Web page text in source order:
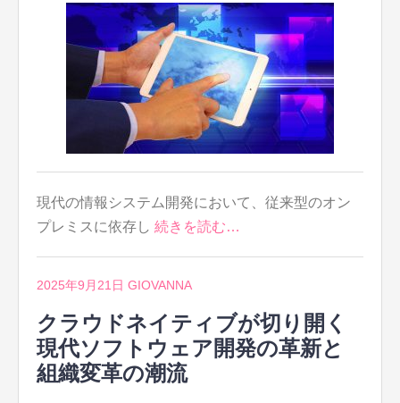
現代の情報システム開発において、従来型のオン
プレミスに依存し 続きを読む…
2025年9月21日 GIOVANNA
クラウドネイティブが切り開く
現代ソフトウェア開発の革新と
組織変革の潮流